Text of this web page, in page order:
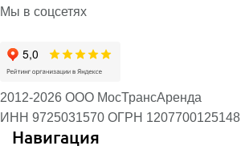
Мы в соцсетях
2012-2026 ООО МосТрансАренда
ИНН 9725031570 ОГРН 1207700125148
Навигация